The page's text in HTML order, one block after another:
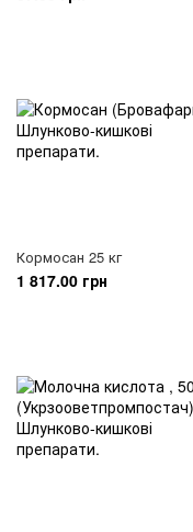
Кормосан 25 кг
1 817.00 грн